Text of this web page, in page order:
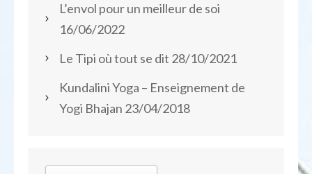
L’envol pour un meilleur de soi
16/06/2022
Le Tipi où tout se dit 28/10/2021
Kundalini Yoga – Enseignement de
Yogi Bhajan 23/04/2018